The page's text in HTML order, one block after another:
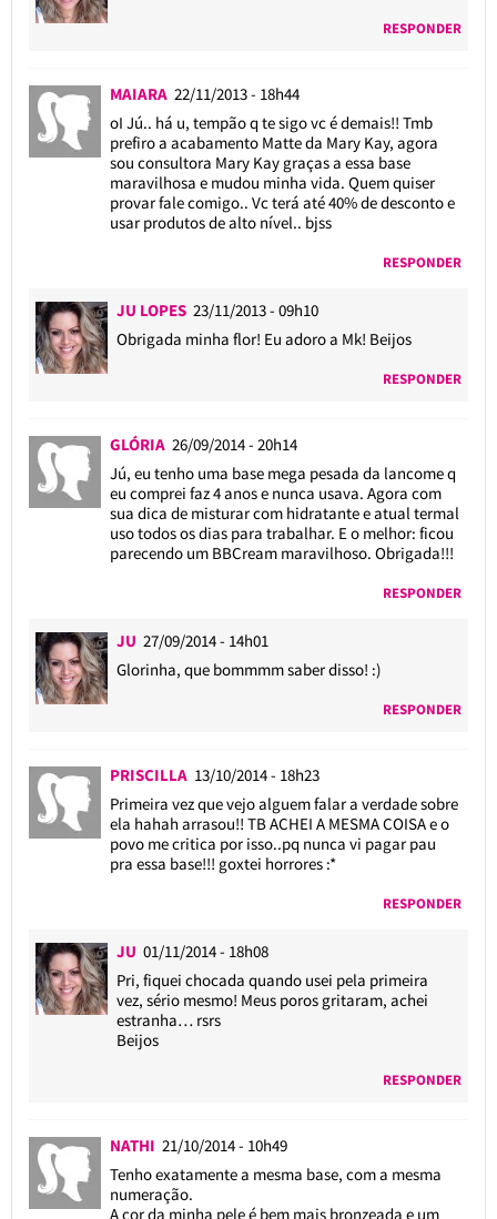
RESPONDER
MAIARA 22/11/2013 - 18h44
oI Jú.. há u, tempão q te sigo vc é demais!! Tmb
prefiro a acabamento Matte da Mary Kay, agora
sou consultora Mary Kay graças a essa base
maravilhosa e mudou minha vida. Quem quiser
provar fale comigo.. Vc terá até 40% de desconto e
usar produtos de alto nível.. bjss
RESPONDER
JU LOPES 23/11/2013 - 09h10
Obrigada minha flor! Eu adoro a Mk! Beijos
RESPONDER
GLÓRIA 26/09/2014 - 20h14
Jú, eu tenho uma base mega pesada da lancome q
eu comprei faz 4 anos e nunca usava. Agora com
sua dica de misturar com hidratante e atual termal
uso todos os dias para trabalhar. E o melhor: ficou
parecendo um BBCream maravilhoso. Obrigada!!!
RESPONDER
JU 27/09/2014 - 14h01
Glorinha, que bommmm saber disso! :)
RESPONDER
PRISCILLA 13/10/2014 - 18h23
Primeira vez que vejo alguem falar a verdade sobre
ela hahah arrasou!! TB ACHEI A MESMA COISA e o
povo me critica por isso..pq nunca vi pagar pau
pra essa base!!! goxtei horrores :*
RESPONDER
JU 01/11/2014 - 18h08
Pri, fiquei chocada quando usei pela primeira
vez, sério mesmo! Meus poros gritaram, achei
estranha… rsrs
Beijos
RESPONDER
NATHI 21/10/2014 - 10h49
Tenho exatamente a mesma base, com a mesma
numeração.
A cor da minha pele é bem mais bronzeada e um